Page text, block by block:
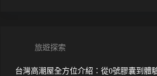
旅遊探索
台灣高潮屋全方位介紹：從0號膠囊到體